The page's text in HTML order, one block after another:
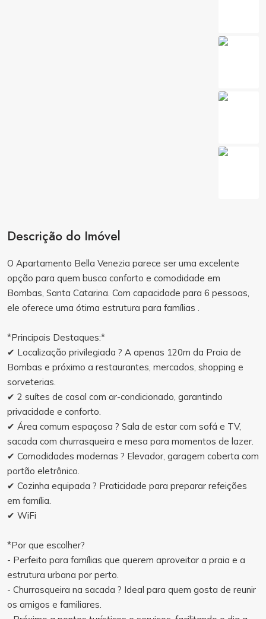
Descrição do Imóvel
O Apartamento Bella Venezia parece ser uma excelente
opção para quem busca conforto e comodidade em
Bombas, Santa Catarina. Com capacidade para 6 pessoas,
ele oferece uma ótima estrutura para famílias .
*Principais Destaques:*
✔ Localização privilegiada ? A apenas 120m da Praia de
Bombas e próximo a restaurantes, mercados, shopping e
sorveterias.
✔ 2 suítes de casal com ar-condicionado, garantindo
privacidade e conforto.
✔ Área comum espaçosa ? Sala de estar com sofá e TV,
sacada com churrasqueira e mesa para momentos de lazer.
✔ Comodidades modernas ? Elevador, garagem coberta com
portão eletrônico.
✔ Cozinha equipada ? Praticidade para preparar refeições
em família.
✔ WiFi
*Por que escolher?
- Perfeito para famílias que querem aproveitar a praia e a
estrutura urbana por perto.
- Churrasqueira na sacada ? Ideal para quem gosta de reunir
os amigos e familiares.